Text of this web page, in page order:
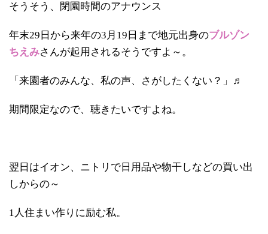
そうそう、閉園時間のアナウンス
年末29日から来年の3月19日まで地元出身のブルゾン
ちえみさんが起用されるそうですよ～。
「来園者のみんな、私の声、さがしたくない？」♬
期間限定なので、聴きたいですよね。
翌日はイオン、ニトリで日用品や物干しなどの買い出
しからの～
1人住まい作りに励む私。